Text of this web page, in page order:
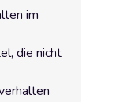
im
die nicht